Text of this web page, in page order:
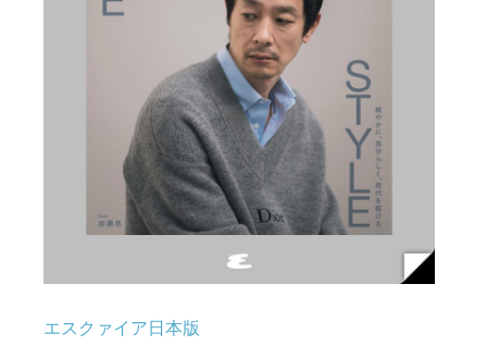
エスクァイア日本版